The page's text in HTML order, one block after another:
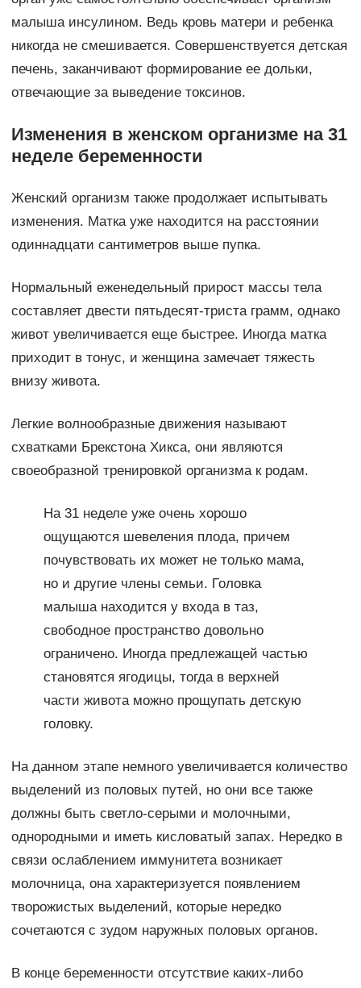
малыша инсулином. Ведь кровь матери и ребенка
никогда не смешивается. Совершенствуется детская
печень, заканчивают формирование ее дольки,
отвечающие за выведение токсинов.
Изменения в женском организме на 31
неделе беременности
Женский организм также продолжает испытывать
изменения. Матка уже находится на расстоянии
одиннадцати сантиметров выше пупка.
Нормальный еженедельный прирост массы тела
составляет двести пятьдесят-триста грамм, однако
живот увеличивается еще быстрее. Иногда матка
приходит в тонус, и женщина замечает тяжесть
внизу живота.
Легкие волнообразные движения называют
схватками Брекстона Хикса, они являются
своеобразной тренировкой организма к родам.
На 31 неделе уже очень хорошо
ощущаются шевеления плода, причем
почувствовать их может не только мама,
но и другие члены семьи. Головка
малыша находится у входа в таз,
свободное пространство довольно
ограничено. Иногда предлежащей частью
становятся ягодицы, тогда в верхней
части живота можно прощупать детскую
головку.
На данном этапе немного увеличивается количество
выделений из половых путей, но они все также
должны быть светло-серыми и молочными,
однородными и иметь кисловатый запах. Нередко в
связи ослаблением иммунитета возникает
молочница, она характеризуется появлением
творожистых выделений, которые нередко
сочетаются с зудом наружных половых органов.
В конце беременности отсутствие каких-либо